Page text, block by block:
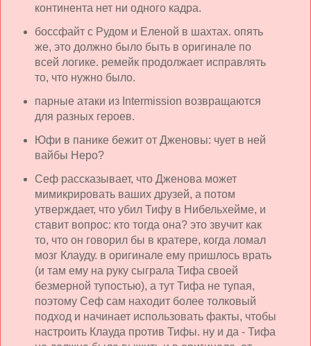
континента нет ни одного кадра.
боссфайт с Рудом и Еленой в шахтах. опять
же, это должно было быть в оригинале по
всей логике. ремейк продолжает исправлять
то, что нужно было.
парные атаки из Intermission возвращаются
для разных героев.
Юфи в панике бежит от Дженовы: чует в ней
вайбы Неро?
Сеф рассказывает, что Дженова может
мимикрировать ваших друзей, а потом
утверждает, что убил Тифу в Нибельхейме, и
ставит вопрос: кто тогда она? это звучит как
то, что он говорил бы в кратере, когда ломал
мозг Клауду. в оригинале ему пришлось врать
(и там ему на руку сыграла Тифа своей
безмерной тупостью), а тут Тифа не тупая,
поэтому Сеф сам находит более толковый
подход и начинает использовать факты, чтобы
настроить Клауда против Тифы. ну и да - Тифа